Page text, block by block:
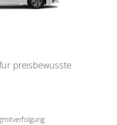
preisbewusste